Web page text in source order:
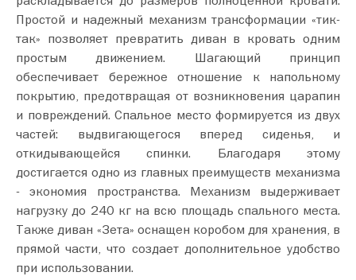
Простой и надежный механизм трансформации «тик-
так» позволяет превратить диван в кровать одним
простым движением. Шагающий принцип
обеспечивает бережное отношение к напольному
покрытию, предотвращая от возникновения царапин
и повреждений. Спальное место формируется из двух
частей: выдвигающегося вперед сиденья, и
откидывающейся спинки. Благодаря этому
достигается одно из главных преимуществ механизма
- экономия пространства. Механизм выдерживает
нагрузку до 240 кг на всю площадь спального места.
Также диван «Зета» оснащен коробом для хранения, в
прямой части, что создает дополнительное удобство
при использовании.